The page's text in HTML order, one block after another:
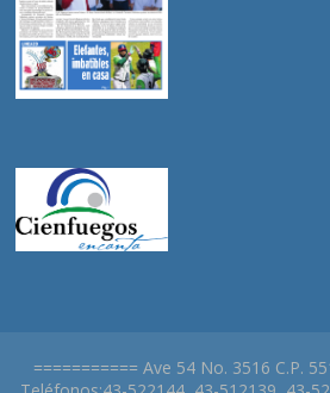
=========== Ave 54 No. 3516 C.P.